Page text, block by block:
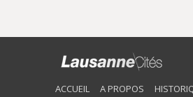
ACCUEIL A PROPOS